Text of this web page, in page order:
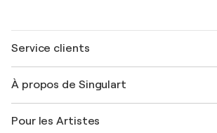
Service clients
Expédition
Offrir une carte cadeau
À propos de Singulart
FAQ
Pour les Artistes